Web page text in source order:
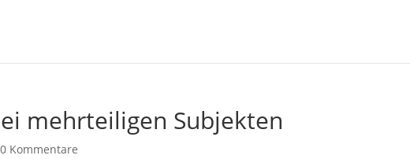
mehrteiligen Subjekten
0 Kommentare